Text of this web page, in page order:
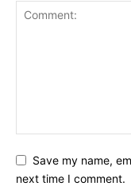
Save my name,
next time I comment.